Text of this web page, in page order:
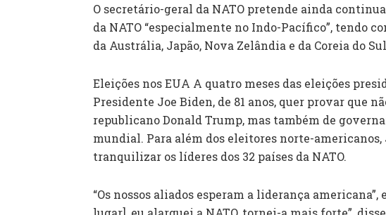
O secretário-geral da NATO pretende ainda
da NATO “especialmente no Indo-Pacífico”, tendo
da Austrália, Japão, Nova Zelândia e da Coreia do
Eleições nos EUA A quatro meses das eleições
Presidente Joe Biden, de 81 anos, quer provar que
republicano Donald Trump, mas também de
mundial. Para além dos eleitores norte-
tranquilizar os líderes dos 32 países da NATO.
“Os nossos aliados esperam a liderança